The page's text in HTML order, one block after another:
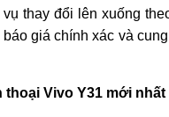
thay đổi lên xuống
giá chính xác và
Vivo Y31 mới nhất